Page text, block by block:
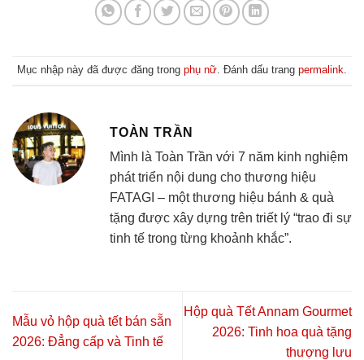
Mục nhập này đã được đăng trong phụ nữ . Đánh dấu trang permalink
TOÀN TRẦN
Mình là Toàn Trần với 7 năm kinh nghiệm
phát triển nội dung cho thương hiệu
FATAGI – một thương hiệu bánh & quà
tặng được xây dựng trên triết lý “trao đi sự
tinh tế trong từng khoảnh khắc”.
Mẫu vỏ hộp quà tết bán sẵn
2026: Đẳng cấp và Tinh tế
Hộp quà Tết Annam Gourmet
2026: Tinh hoa quà tặng
thượng lưu